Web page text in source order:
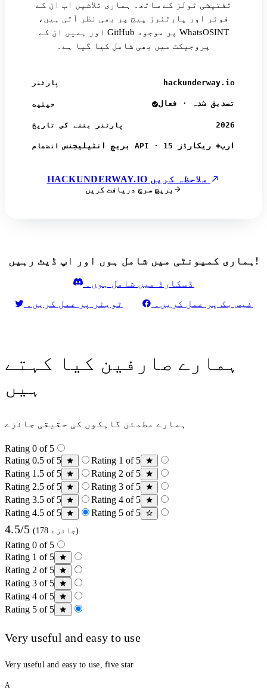
تفتیشی ٹولز کے ساتھ۔ ہماری تلاشیں اب ان کے
فوٹر اور پارٹنرز پیج پر بھی نظر آتی ہیں،
اور ہمیں ان کے GitHub پر موجود WhatsOSINT
پروجیکٹ میں بھی شامل کیا گیا ہے۔
پارٹنر hackunderway.io
حیثیت تصدیق شدہ · فعال
پارٹنر بننے کی تاریخ 2026
انضمام بریچ انٹیلیجنس API · 15 ارب+ ریکارڈز
بریچ سرچ دریافت کریں
ہماری کمیونٹی میں شامل ہوں اور اپ ڈیٹ رہیں!
ڈسکارڈ میں شامل ہوں۔
ٹویٹر پر عمل کریں۔
فیس بک پر عمل کریں۔
ہمارے صارفین کیا کہتے
ہیں
ہمارے مطمئن گاہکوں کی حقیقی جائزے
Rating 0 of 5
Rating 0.5 of 5
Rating 1 of 5
Rating 1.5 of 5
Rating 2 of 5
Rating 2.5 of 5
Rating 3 of 5
Rating 3.5 of 5
Rating 4 of 5
Rating 4.5 of 5
Rating 5 of 5
4.5/5 (178 جائزے)
Rating 0 of 5
Rating 1 of 5
Rating 2 of 5
Rating 3 of 5
Rating 4 of 5
Rating 5 of 5
Very useful and easy to use
Very useful and easy to use, five star
A